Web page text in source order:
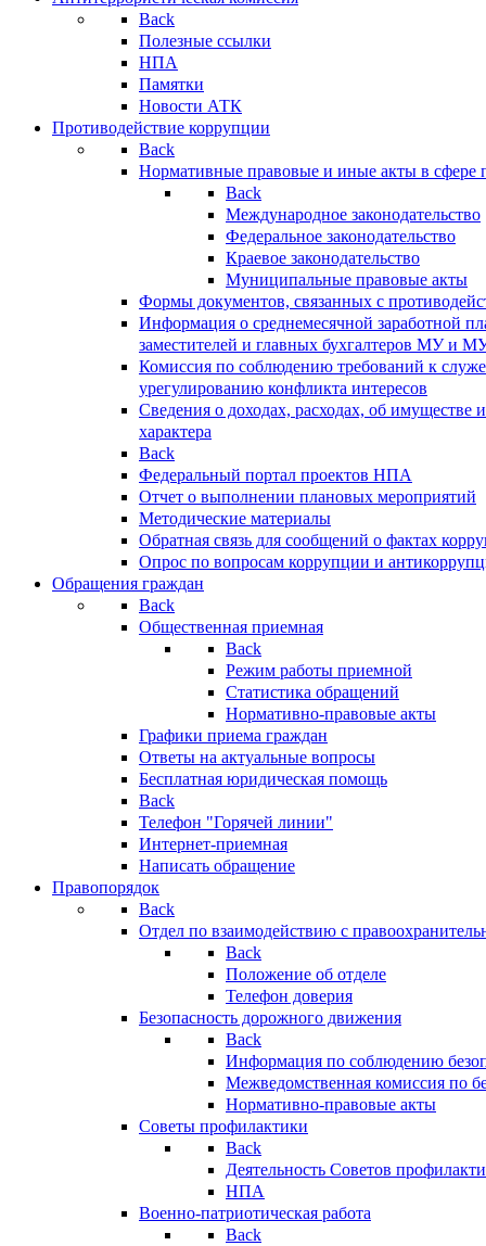
Back
Полезные ссылки
НПА
Памятки
Новости АТК
Противодействие коррупции
Back
Нормативные правовые и иные акты в сфере
Back
Международное законодательство
Федеральное законодательство
Краевое законодательство
Муниципальные правовые акты
Формы документов, связанных с
Информация о среднемесячной заработной
заместителей и главных бухгалтеров МУ и
Комиссия по соблюдению требований к
урегулированию конфликта интересов
Сведения о доходах, расходах, об имуществе
характера
Back
Федеральный портал проектов НПА
Отчет о выполнении плановых мероприятий
Методические материалы
Обратная связь для сообщений о фактах
Опрос по вопросам коррупции и
Обращения граждан
Back
Общественная приемная
Back
Режим работы приемной
Статистика обращений
Нормативно-правовые акты
Графики приема граждан
Ответы на актуальные вопросы
Бесплатная юридическая помощь
Back
Телефон "Горячей линии"
Интернет-приемная
Написать обращение
Правопорядок
Back
Отдел по взаимодействию с
Back
Положение об отделе
Телефон доверия
Безопасность дорожного движения
Back
Информация по соблюдению
Межведомственная комиссия по
Нормативно-правовые акты
Советы профилактики
Back
Деятельность Советов
НПА
Военно-патриотическая работа
Back